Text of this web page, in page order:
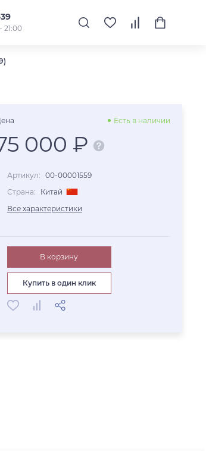
21:00
Есть в наличии
000 ₽
Артикул: 00-00001559
Страна:
Китай
Все характеристики
В корзину
Купить в один клик